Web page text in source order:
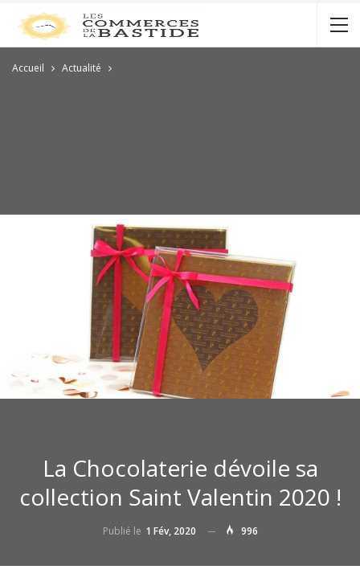
Accueil Actualité
La Chocolaterie dévoile sa
collection Saint Valentin 2020 !
Publié le 1 Fév, 2020 996